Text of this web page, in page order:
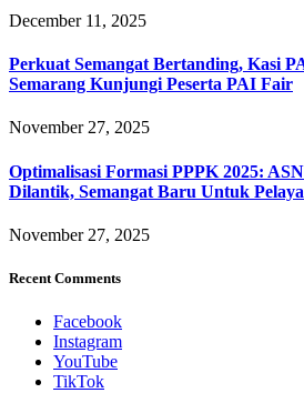
December 11, 2025
Perkuat Semangat Bertanding, Kasi
Semarang Kunjungi Peserta PAI Fair
November 27, 2025
Optimalisasi Formasi PPPK 2025:
Dilantik, Semangat Baru Untuk
November 27, 2025
Recent Comments
Facebook
Instagram
YouTube
TikTok